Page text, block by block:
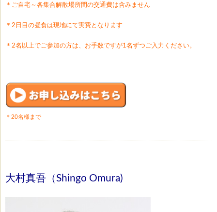
＊ご自宅～各集合解散場所間の交通費は含みません
＊2日目の昼食は現地にて実費となります
＊2名以上でご参加の方は、お手数ですが1名ずつご入力ください。
＊20名様まで
大村真吾（Shingo Omura)